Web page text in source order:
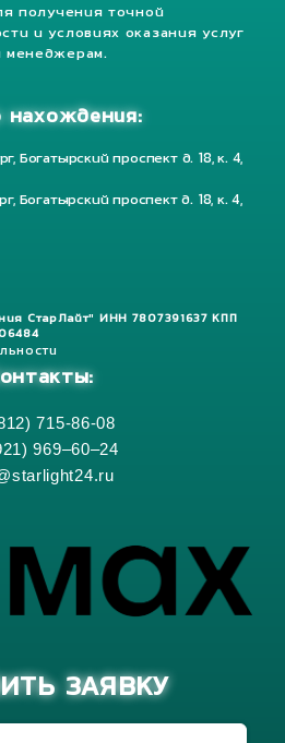
получения точной
и условиях оказания услуг
менеджерам.
нахождения:
Богатырский проспект д. 18, к. 4,
Богатырский проспект д. 18, к. 4,
СтарЛайт" ИНН 7807391637 КПП
715-86-08
969–60–24
ЗАЯВКУ